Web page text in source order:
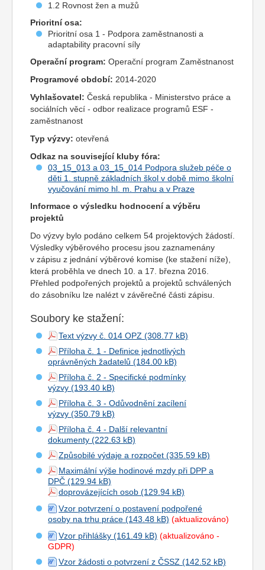
1.2 Rovnost žen a mužů
Prioritní osa:
Prioritní osa 1 - Podpora zaměstnanosti a
adaptability pracovní síly
Operační program: Operační program Zaměstnanost
Programové období: 2014-2020
Vyhlašovatel: Česká republika - Ministerstvo práce a
sociálních věcí - odbor realizace programů ESF -
zaměstnanost
Typ výzvy: otevřená
Odkaz na související kluby fóra:
03_15_013 a 03_15_014 Podpora služeb péče o
děti 1. stupně základních škol v době mimo školní
vyučování mimo hl. m. Prahu a v Praze
Informace o výsledku hodnocení a výběru
projektů
Do výzvy bylo podáno celkem 54 projektových žádostí.
Výsledky výběrového procesu jsou zaznamenány
v zápisu z jednání výběrové komise (ke stažení níže),
která proběhla ve dnech 10. a 17. března 2016.
Přehled podpořených projektů a projektů schválených
do zásobníku lze nalézt v závěrečné části zápisu.
Soubory ke stažení:
Text výzvy č. 014 OPZ
Příloha č. 1 - Definice jednotlivých
oprávněných žadatelů
Příloha č. 2 - Specifické podmínky
výzvy
Příloha č. 3 - Odůvodnění zacílení
výzvy
Příloha č. 4 - Další relevantní
dokumenty
Způsobilé výdaje a rozpočet
Maximální výše hodinové mzdy při DPP a
DPČ
doprovázejících osob
Vzor potvrzení o postavení podpořené
osoby na trhu práce
(aktualizováno)
Vzor přihlášky
(aktualizováno -
GDPR)
Vzor žádosti o potvrzení z ČSSZ